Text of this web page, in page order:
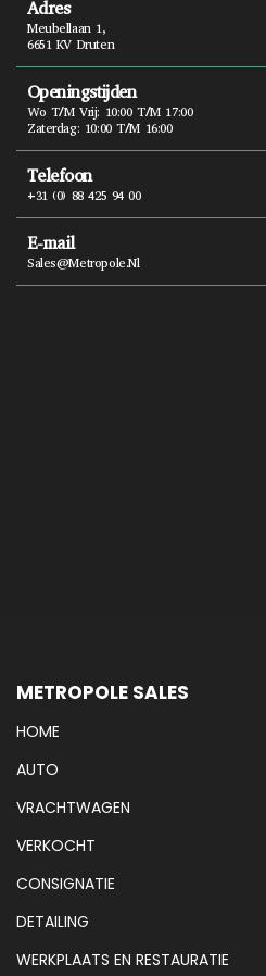
Adres
Meubellaan 1,
6651 KV Druten
Openingstijden
Wo T/m Vrij: 10:00 T/m 17:00
Zaterdag: 10:00 T/m 16:00
Telefoon
+31 (0) 88 425 94 00
E-mail
Sales@metropole.nl
METROPOLE SALES
HOME
AUTO
VRACHTWAGEN
VERKOCHT
CONSIGNATIE
DETAILING
WERKPLAATS EN RESTAURATIE